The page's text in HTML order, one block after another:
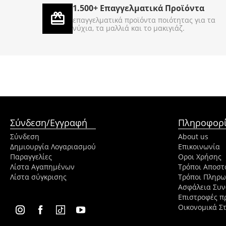
€50000
1.500+ Επαγγελματικά Προϊόντα
επαγγελματικά προϊόντα ποιότητας για τα
νύχια, τα μαλλιά και το μακιγιάζ.
Σύνδεση/Εγγραφή
Σύνδεση
Δημιουργία Λογαριασμού
Παραγγελίες
Λίστα Αγαπημένων
Λίστα σύγκρισης
About us
Επικοινωνία
Οροι Χρήσης
Τρόποι
Τρόποι
Ασφάλεια
Επιστροφές
Οικονομικά